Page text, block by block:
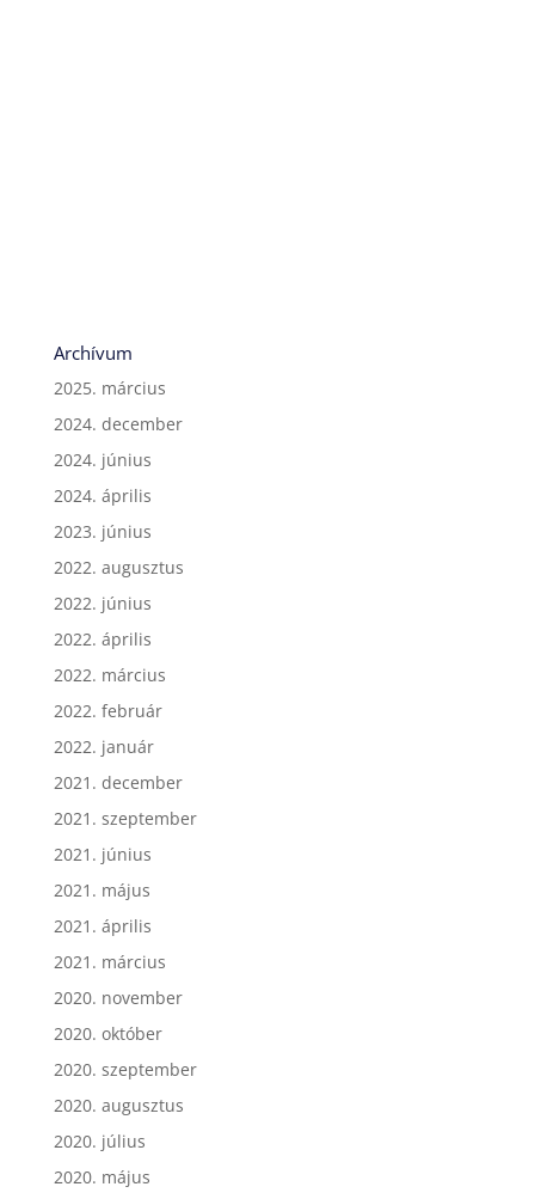
Archívum
2025. március
2024. december
2024. június
2024. április
2023. június
2022. augusztus
2022. június
2022. április
2022. március
2022. február
2022. január
2021. december
2021. szeptember
2021. június
2021. május
2021. április
2021. március
2020. november
2020. október
2020. szeptember
2020. augusztus
2020. július
2020. május